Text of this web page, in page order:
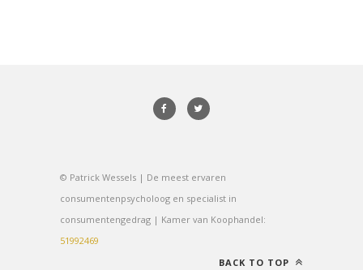
© Patrick Wessels | De meest ervaren
consumentenpsycholoog en specialist in
consumentengedrag | Kamer van Koophandel:
51992469
BACK TO TOP